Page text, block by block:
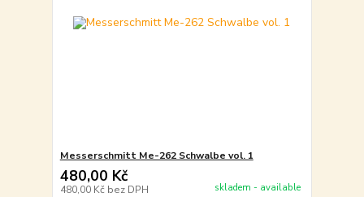
Messerschmitt Me-262 Schwalbe vol. 1
480,00 Kč
480,00 Kč bez DPH skladem - available